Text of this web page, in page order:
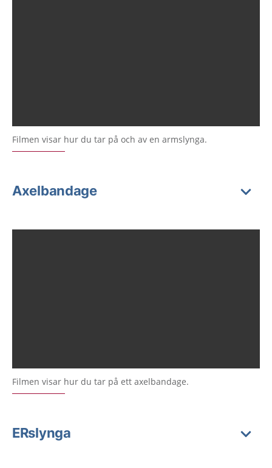
Filmen visar hur du tar på och av en armslynga.
Axelbandage
Filmen visar hur du tar på ett axelbandage.
ERslynga